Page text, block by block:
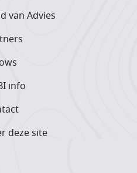
van Advies
info
deze site